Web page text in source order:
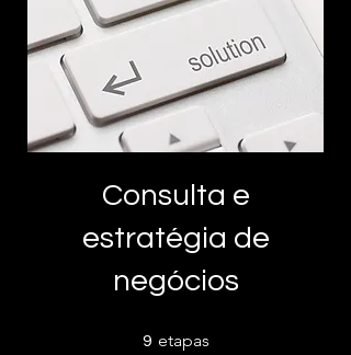
Consulta e
estratégia de
negócios
9 etapas